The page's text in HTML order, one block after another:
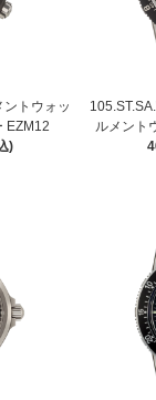
トウォッ
EZM12
)
ルメント